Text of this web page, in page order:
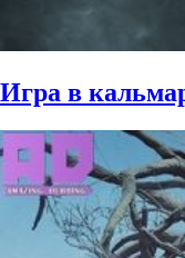
Игра в